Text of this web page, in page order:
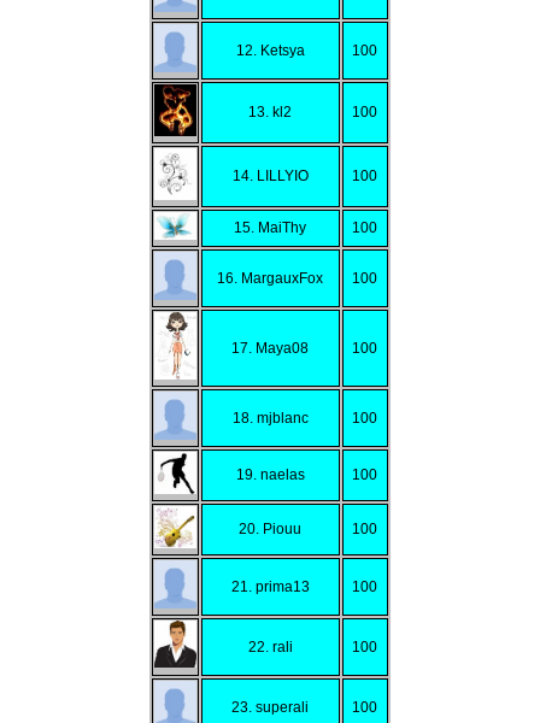
12. Ketsya 100
13. kl2 100
14. LILLYIO 100
15. MaiThy 100
16. MargauxFox 100
17. Maya08 100
18. mjblanc 100
19. naelas 100
20. Piouu 100
21. prima13 100
22. rali 100
23. superali 100